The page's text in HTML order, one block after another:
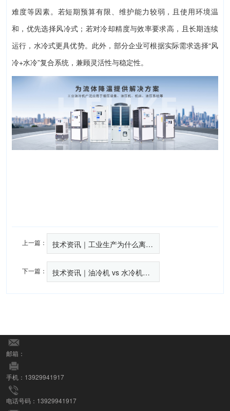
难度等因素。若短期预算有限、维护能力较弱，且使用环境温
和，优先选择风冷式；若对冷却精度与效率要求高，且长期连续
运行，水冷式更具优势。此外，部分企业可根据实际需求选择“风
冷+水冷”复合系统，兼顾灵活性与稳定性。
上一篇： 技术资讯｜工业生产为什么离不开油冷机？这些“降温刚需”场景你必须知道
下一篇： 技术资讯｜油冷机 vs 水冷机，工业冷却该选谁？看完这篇不再纠结
邮箱：
手机：13929941917
电话号码：13929941917